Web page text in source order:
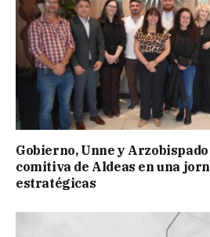
Gobierno, Unne y
comitiva de Aldeas en una
estratégicas